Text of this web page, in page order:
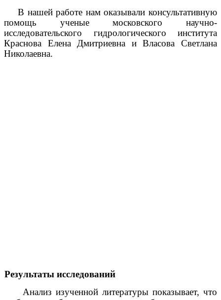
В нашей работе нам оказывали консультативную
помощь ученые московского научно-
исследовательского гидрологического института
Краснова Елена Дмитриевна и Власова Светлана
Николаевна.
Результаты исследований
Анализ изученной литературы показывает, что